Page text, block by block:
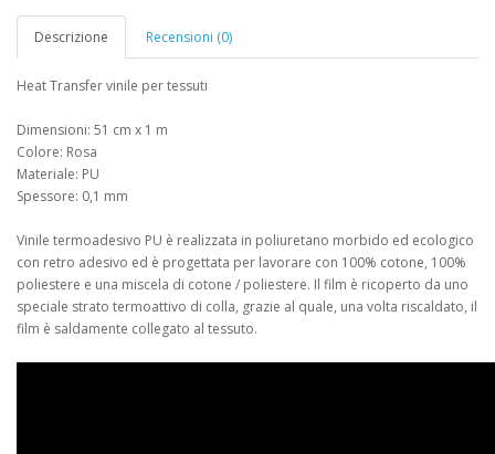
Descrizione Recensioni (0)
Heat Transfer vinile per tessuti
Dimensioni: 51 cm x 1 m
Colore: Rosa
Materiale: PU
Spessore: 0,1 mm
Vinile termoadesivo PU è realizzata in poliuretano morbido ed ecologico
con retro adesivo ed è progettata per lavorare con 100% cotone, 100%
poliestere e una miscela di cotone / poliestere. Il film è ricoperto da uno
speciale strato termoattivo di colla, grazie al quale, una volta riscaldato, il
film è saldamente collegato al tessuto.